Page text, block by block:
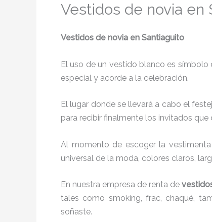
Vestidos de novia en
Vestidos de novia en Santiaguito
El uso de un vestido blanco es
especial y acorde a la celebración.
El lugar donde se llevará a cabo el
para recibir finalmente los invitados
Al momento de escoger la
universal de la moda, colores claros,
En nuestra empresa de renta de
tales como smoking, frac, chaqué,
soñaste.